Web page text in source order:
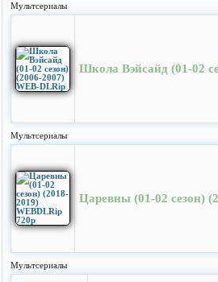
Мультсериалы
Школа Вэйсайд (01-02
Мультсериалы
Царевны (01-02 cезон)
Мультсериалы